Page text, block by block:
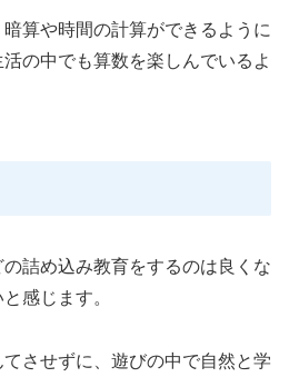
算や時間の計算ができるように
の中でも算数を楽しんでいるよ
詰め込み教育をするのは良くな
感じます。
させずに、遊びの中で自然と学